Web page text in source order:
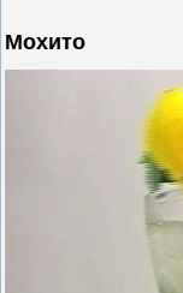
Мохито